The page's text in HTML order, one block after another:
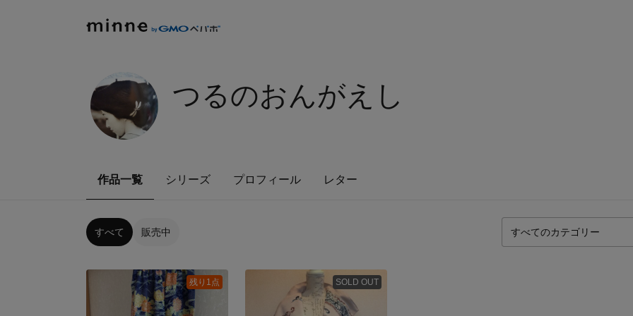
つるのおんがえし
作品一覧 シリーズ プロフィール レター
すべて 販売中
残り1点 SOLD OUT